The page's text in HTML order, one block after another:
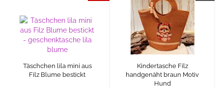
Täschchen lila mini aus
Filz Blume bestickt
Kindertasche Filz
handgenäht braun Motiv
Hund